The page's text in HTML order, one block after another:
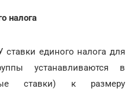
налога
единого налога для
устанавливаются в
ставки) к размеру